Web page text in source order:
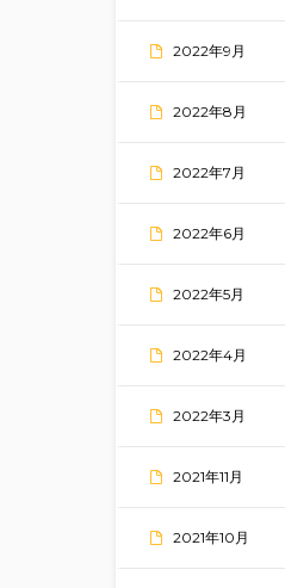
2022年9月
2022年8月
2022年7月
2022年6月
2022年5月
2022年4月
2022年3月
2021年11月
2021年10月